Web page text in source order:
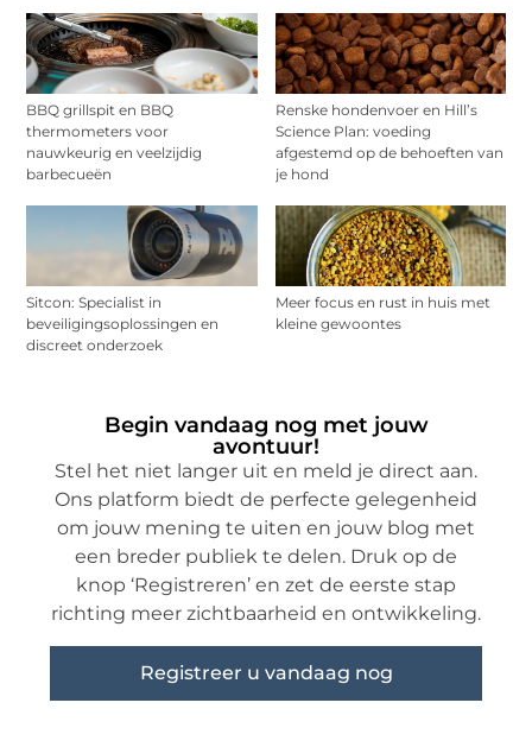
BBQ grillspit en BBQ
thermometers voor
nauwkeurig en veelzijdig
barbecueën
Renske hondenvoer en Hill’s
Science Plan: voeding
afgestemd op de behoeften van
je hond
Sitcon: Specialist in
beveiligingsoplossingen en
discreet onderzoek
Meer focus en rust in huis met
kleine gewoontes
Begin vandaag nog met jouw
avontuur!
Stel het niet langer uit en meld je direct aan.
Ons platform biedt de perfecte gelegenheid
om jouw mening te uiten en jouw blog met
een breder publiek te delen. Druk op de
knop ‘Registreren’ en zet de eerste stap
richting meer zichtbaarheid en ontwikkeling.
Registreer u vandaag nog